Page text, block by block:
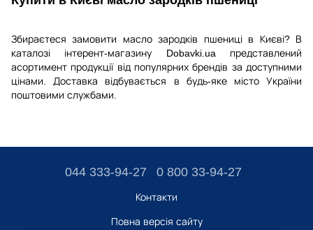
Збираєтеся замовити масло зародків пшениці в Києві? В
каталозі інтерент-магазину Dobavki.ua представлений
асортимент продукції від популярних брендів за доступними
цінами. Доставка відбувається в будь-яке місто України
поштовими службами.
044 333-94-27 0 800 33-94-27
Контакти
Повна версія сайту